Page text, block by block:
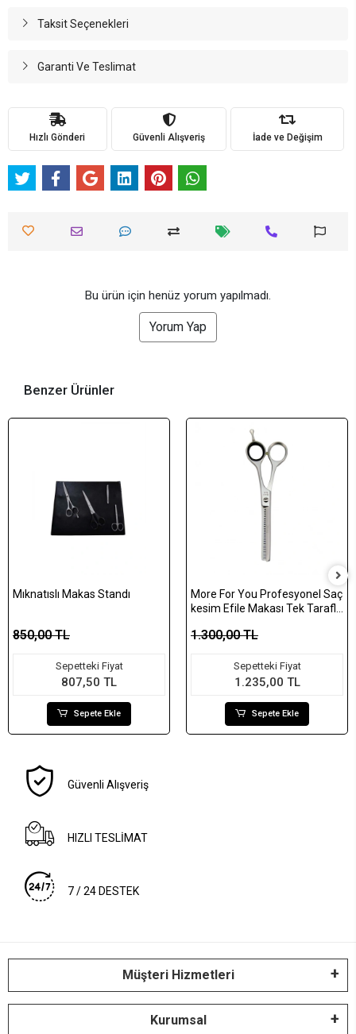
Taksit Seçenekleri
Garanti Ve Teslimat
Hızlı Gönderi Güvenli Alışveriş İade ve Değişim
Bu ürün için henüz yorum yapılmadı.
Yorum Yap
Benzer Ürünler
Mıknatıslı Makas Standı
850,00 TL
Sepetteki Fiyat
807,50 TL
Sepete Ekle
More For You Profesyonel Saç
kesim Efile Makası Tek Taraflı
1.300,00 TL
Sepetteki Fiyat
1.235,00 TL
Sepete Ekle
Güvenli Alışveriş
HIZLI TESLİMAT
7 / 24 DESTEK
Müşteri Hizmetleri
Kurumsal